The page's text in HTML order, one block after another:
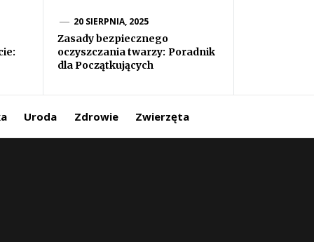
20 SIERPNIA, 2025
Zasady bezpiecznego
oczyszczania twarzy: Poradnik
dla Początkujących
Uroda Zdrowie Zwierzęta